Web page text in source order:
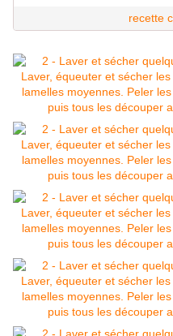
recette